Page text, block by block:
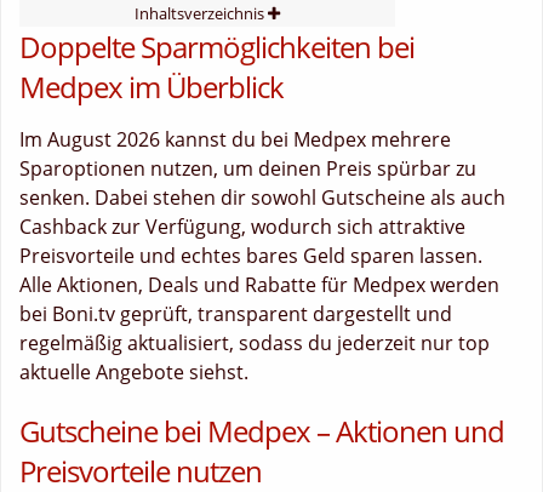
Inhaltsverzeichnis
Doppelte Sparmöglichkeiten bei
Medpex im Überblick
Im August 2026 kannst du bei Medpex mehrere
Sparoptionen nutzen, um deinen Preis spürbar zu
senken. Dabei stehen dir sowohl Gutscheine als auch
Cashback zur Verfügung, wodurch sich attraktive
Preisvorteile und echtes bares Geld sparen lassen.
Alle Aktionen, Deals und Rabatte für Medpex werden
bei Boni.tv geprüft, transparent dargestellt und
regelmäßig aktualisiert, sodass du jederzeit nur top
aktuelle Angebote siehst.
Gutscheine bei Medpex – Aktionen und
Preisvorteile nutzen